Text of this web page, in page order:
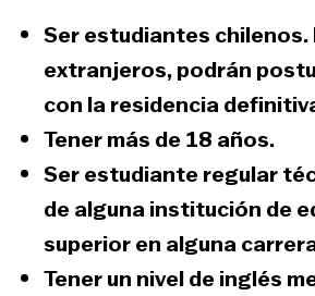
Ser estudiantes chilenos.
extranjeros, podrán
con la residencia
Tener más de 18 años.
Ser estudiante regular
de alguna institución de
superior en alguna
Tener un nivel de inglés